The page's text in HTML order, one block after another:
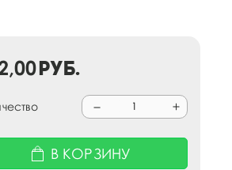
руб.
В КОРЗИНУ